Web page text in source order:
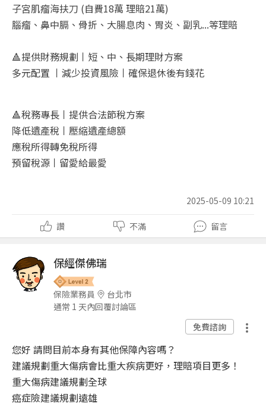
子宮肌瘤海扶刀 (自費18萬 理賠21萬)
腦瘤、鼻中膈 、骨折、大腸息肉、胃炎、副乳...等理賠
🔺️提供財務規劃丨短、中、長期理財方案
多元配置 丨減少投資風險丨確保退休後有錢花
🔺️稅務專長丨 提供合法節稅方案
降低遺產稅丨壓縮遺產總額
應稅所得轉免稅所得
預留稅源丨留愛給最愛
2025-05-09 10:21
讚 不滿 留言
保經傑佛瑞
保險業務員
台北市
通常 1 天內回覆討論區
免費諮詢
您好 請問目前本身有其他保障內容嗎？
建議規劃重大傷病會比重大疾病更好，理賠項目更多！
重大傷病建議規劃全球
癌症險建議規劃遠雄